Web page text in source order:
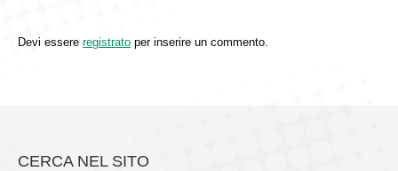
Devi essere registrato per inserire un commento.
CERCA NEL SITO